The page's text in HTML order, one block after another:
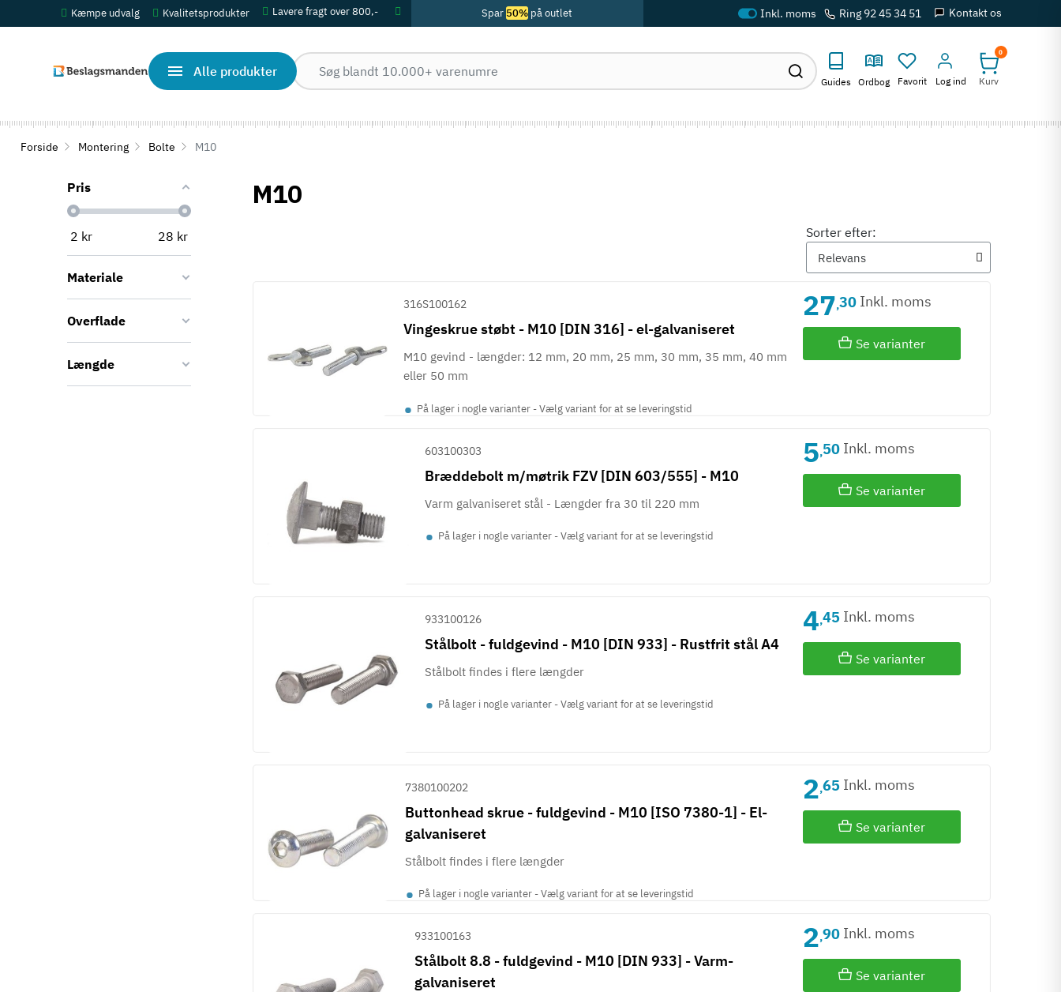
Kæmpe udvalg Kvalitetsprodukter Lavere fragt over 800,- Spar 50% på outlet Ring 92 45 34 51 Kontakt os
Alle produkter
Guides Ordbog Favorit Log ind
0
Kurv
Forside Montering Bolte M10
Pris
2 kr 28 kr
Materiale
Overflade
Længde
M10
Sorter efter:
Vingeskrue støbt - M10 [DIN 316] - el-galvaniseret
316S100162
M10 gevind - længder: 12 mm, 20 mm, 25 mm, 30 mm, 35 mm, 40 mm
eller 50 mm
• På lager i nogle varianter - Vælg variant for at se leveringstid
27,30 Inkl. moms
Se varianter
Bræddebolt m/møtrik FZV [DIN 603/555] - M10
603100303
Varm galvaniseret stål - Længder fra 30 til 220 mm
• På lager i nogle varianter - Vælg variant for at se leveringstid
5,50 Inkl. moms
Se varianter
Stålbolt - fuldgevind - M10 [DIN 933] - Rustfrit stål A4
933100126
Stålbolt findes i flere længder
• På lager i nogle varianter - Vælg variant for at se leveringstid
4,45 Inkl. moms
Se varianter
Buttonhead skrue - fuldgevind - M10 [ISO 7380-1] - El-
galvaniseret
7380100202
Stålbolt findes i flere længder
• På lager i nogle varianter - Vælg variant for at se leveringstid
2,65 Inkl. moms
Se varianter
Stålbolt 8.8 - fuldgevind - M10 [DIN 933] - Varm-
galvaniseret
933100163 2,90 Inkl. moms
Se varianter